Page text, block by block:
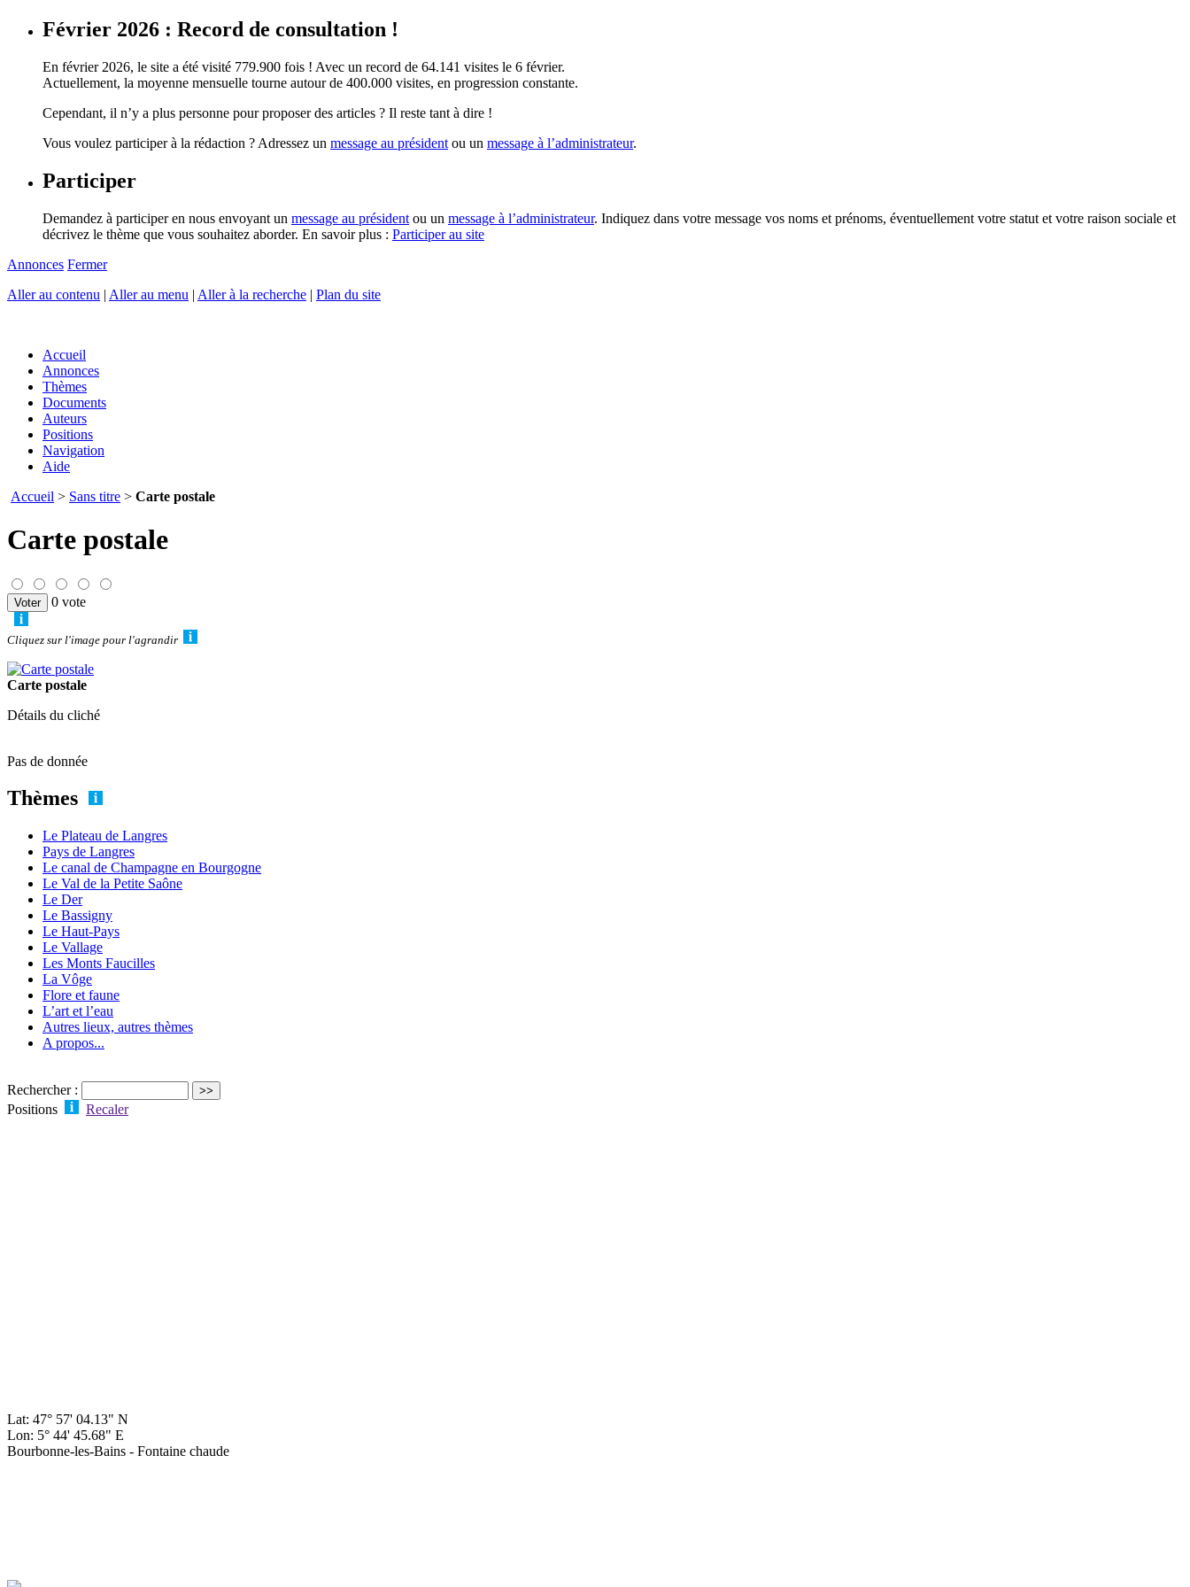
Février 2026 : Record de consultation !
En février 2026, le site a été visité 779.900 fois ! Avec un record de 64.141 visites le 6 février.
Actuellement, la moyenne mensuelle tourne autour de 400.000 visites, en progression constante.
Cependant, il n’y a plus personne pour proposer des articles ? Il reste tant à dire !
Vous voulez participer à la rédaction ? Adressez un message au président ou un message à l’administrateur.
Participer
Demandez à participer en nous envoyant un message au président ou un message à l’administrateur. Indiquez dans votre message vos noms et prénoms, éventuellement votre statut et votre raison sociale et
décrivez le thème que vous souhaitez aborder. En savoir plus : Participer au site
Annonces Fermer
Aller au contenu | Aller au menu | Aller à la recherche | Plan du site
Accueil
Annonces
Thèmes
Documents
Auteurs
Positions
Navigation
Aide
Accueil > Sans titre > Carte postale
Carte postale
0 vote
Cliquez sur l'image pour l'agrandir
Carte postale
Détails du cliché
Pas de donnée
Thèmes
Le Plateau de Langres
Pays de Langres
Le canal de Champagne en Bourgogne
Le Val de la Petite Saône
Le Der
Le Bassigny
Le Haut-Pays
Le Vallage
Les Monts Faucilles
La Vôge
Flore et faune
L’art et l’eau
Autres lieux, autres thèmes
A propos...
Rechercher :
Positions
Recaler
Lat: 47° 57' 04.13" N
Lon: 5° 44' 45.68" E
Bourbonne-les-Bains - Fontaine chaude